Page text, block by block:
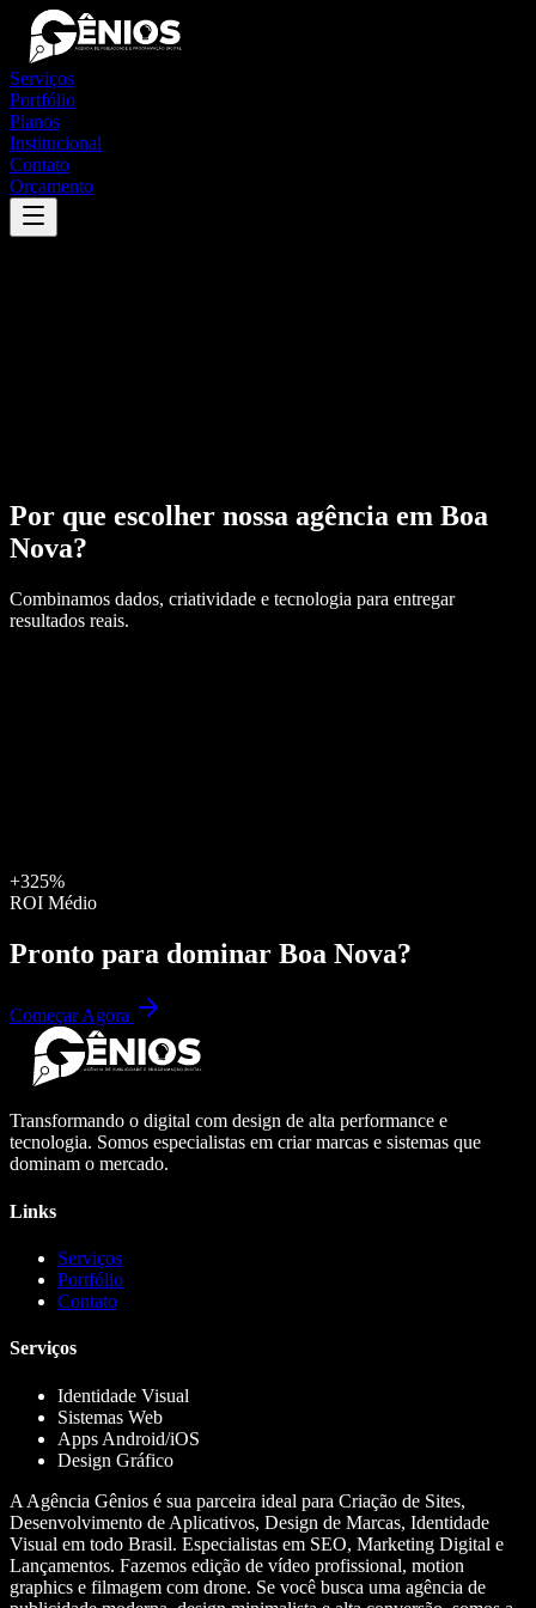
Serviços
Portfólio
Planos
Institucional
Contato
Orçamento
Por que escolher nossa agência em Boa
Nova?
Combinamos dados, criatividade e tecnologia para entregar
resultados reais.
+325%
ROI Médio
Pronto para dominar Boa Nova?
Começar Agora
Transformando o digital com design de alta performance e
tecnologia. Somos especialistas em criar marcas e sistemas que
dominam o mercado.
Links
Serviços
Portfólio
Contato
Serviços
Identidade Visual
Sistemas Web
Apps Android/iOS
Design Gráfico
A Agência Gênios é sua parceira ideal para Criação de Sites,
Desenvolvimento de Aplicativos, Design de Marcas, Identidade
Visual em todo Brasil. Especialistas em SEO, Marketing Digital e
Lançamentos. Fazemos edição de vídeo profissional, motion
graphics e filmagem com drone. Se você busca uma agência de